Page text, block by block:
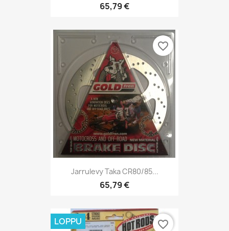
65,79 €
Jarrulevy Taka CR80/85...
65,79 €
favorite_border
LOPPU favorite_border